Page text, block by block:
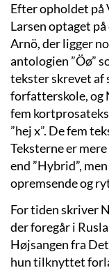
Efter opholdet
Larsen optaget
Arnö, der ligger
antologien ”Öø”
tekster skrevet af
forfatterskole, og
fem
”hej x”. De fem
Teksterne er
end ”Hybrid”,
opremsende og
For tiden skriver
der foregår i
Højsangen fra
hun tilknyttet